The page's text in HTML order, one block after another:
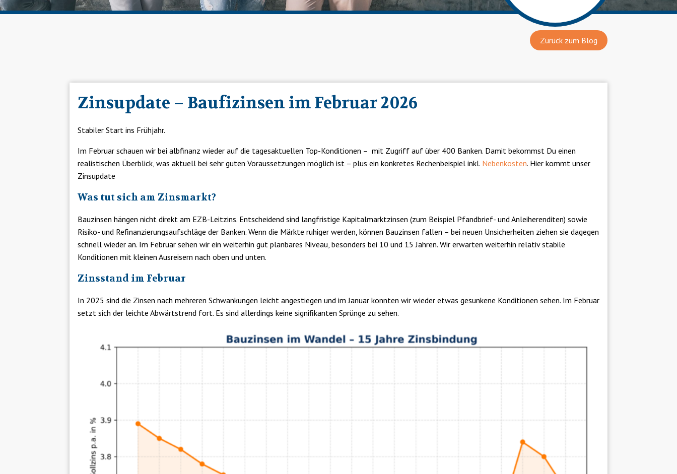
Zurück zum Blog
Zinsupdate – Baufizinsen im Februar 2026
Stabiler Start ins Frühjahr.
Im Februar schauen wir bei albfinanz wieder auf die tagesaktuellen Top-Konditionen – mit Zugriff auf über 400 Banken. Damit bekommst Du einen
realistischen Überblick, was aktuell bei sehr guten Voraussetzungen möglich ist – plus ein konkretes Rechenbeispiel inkl. Nebenkosten. Hier kommt unser
Zinsupdate
Was tut sich am Zinsmarkt?
Bauzinsen hängen nicht direkt am EZB-Leitzins. Entscheidend sind langfristige Kapitalmarktzinsen (zum Beispiel Pfandbrief- und Anleiherenditen) sowie
Risiko- und Refinanzierungsaufschläge der Banken. Wenn die Märkte ruhiger werden, können Bauzinsen fallen – bei neuen Unsicherheiten ziehen sie dagegen
schnell wieder an. Im Februar sehen wir ein weiterhin gut planbares Niveau, besonders bei 10 und 15 Jahren. Wir erwarten weiterhin relativ stabile
Konditionen mit kleinen Ausreisern nach oben und unten.
Zinsstand im Februar
In 2025 sind die Zinsen nach mehreren Schwankungen leicht angestiegen und im Januar konnten wir wieder etwas gesunkene Konditionen sehen. Im Februar
setzt sich der leichte Abwärtstrend fort. Es sind allerdings keine signifikanten Sprünge zu sehen.